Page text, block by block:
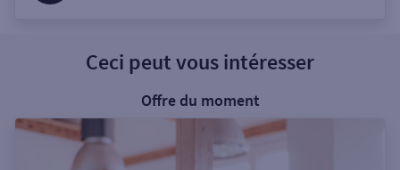
Ceci peut vous intéresser
Offre du moment